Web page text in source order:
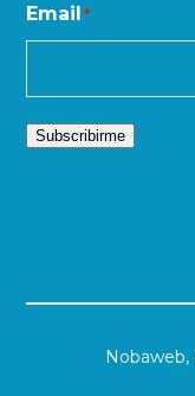
Email *
Subscribirme
Nobaweb,